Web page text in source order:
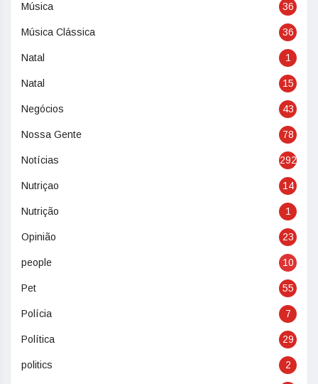
Música 36
Música Clássica 36
Natal 1
Natal 15
Negócios 43
Nossa Gente 78
Notícias 292
Nutriçao 14
Nutrição 1
Opinião 23
people 10
Pet 55
Polícia 7
Política 29
politics 2